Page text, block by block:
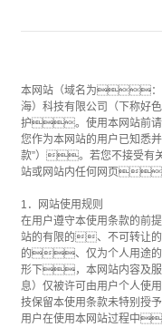
本网站（域名为：
海）科技有限公司（下称
护。使用本网站前请
您作为本网站的用户已知悉
款”）。若您不接受有
站或网站内任何网页
1．网站使用规则
在用户遵守本使用条款的前
站的有限的、不可转
的、仅为个人用途
形下，本网站内容及服
息）仅被许可由用户个人
技保留本使用条款未特别
用户在使用本网站过程中